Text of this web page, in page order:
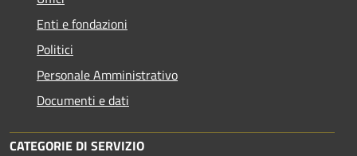
Enti e fondazioni
Politici
Personale Amministrativo
Documenti e dati
CATEGORIE DI SERVIZIO